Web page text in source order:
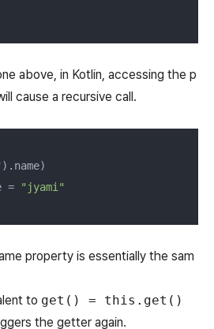
above, in Kotlin, accessing the p
cause a recursive call.
).name)
=
"jyami"
property is essentially the sam
to get() = this.get()
the getter again.